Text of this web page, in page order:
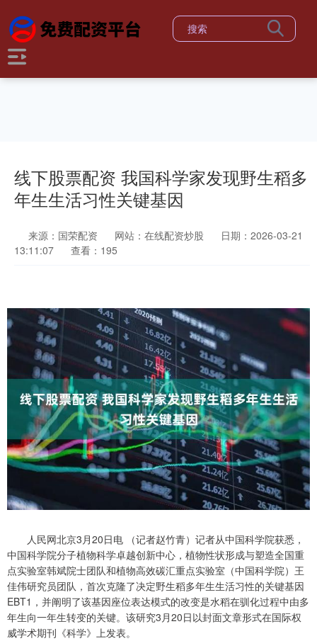
线下股票配资 我国科学家发现野生稻多
年生生活习性关键基因
来源：国荣配资 网站：在线配资炒股
日期：2026-03-21
13:11:07
查看：195
人民网北京3月20日电 （记者赵竹青）记者从中国科学院获悉，
中国科学院分子植物科学卓越创新中心，植物性状形成与塑造全国重
点实验室韩斌院士团队和植物高效碳汇重点实验室（中国科学院）王
佳伟研究员团队，首次克隆了决定野生稻多年生生活习性的关键基因
EBT1，并阐明了该基因座位表达模式的改变是水稻在驯化过程中由多
年生向一年生转变的关键。该研究3月20日以封面文章形式在国际权
威学术期刊《科学》上发表。